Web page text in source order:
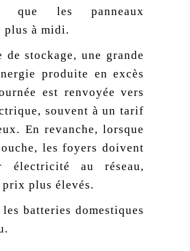
que les panneaux
plus à midi.
de stockage, une grande
produite en excès
est renvoyée vers
souvent à un tarif
En revanche, lorsque
les foyers doivent
électricité au réseau,
plus élevés.
batteries domestiques